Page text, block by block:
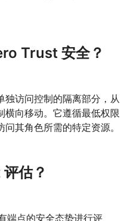
Trust 安全？
独访问控制的隔离部分，从
横向移动。它遵循最低权限
其角色所需的特定资源。
估？
端点的安全态势进行评